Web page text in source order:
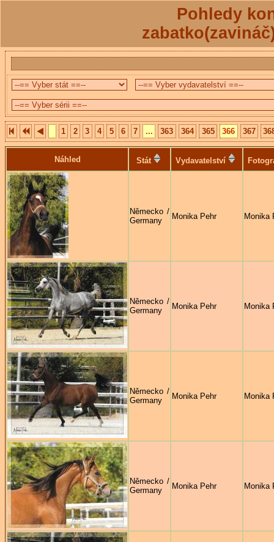
Pohledy
1 2 3 4 5 6 7 ... 363 364 365 366 367
Náhled Stát Vydavatelství
Německo /
Germany
Monika Pehr Monika
Německo /
Germany
Monika Pehr Monika
Německo /
Germany
Monika Pehr Monika
Německo /
Germany
Monika Pehr Monika